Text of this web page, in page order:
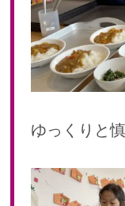
2022年 08月(22)
2022年 07月(20)
2022年 06月(22)
2022年 05月(19)
2022年 03月(19)
2022年 01月(18)
2021
ゆっくりと